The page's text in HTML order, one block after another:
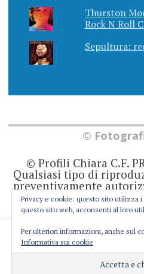
Thurston
Rock N Roll
Sepultura:
©
© Profili Chiara C.F.
Qualsiasi tipo di
preventivamente
non rappresenta una
quanto viene
prodotto editoriale ai
7/3/2001. Ogni
responsabile di ciò
nei
This website uses cookies to
assume you're ok with this, but
Privacy e cookie: questo sito utilizza
questo sito web, acconsenti al loro
Per ulteriori informazioni, anche sul
Informativa sui cookie